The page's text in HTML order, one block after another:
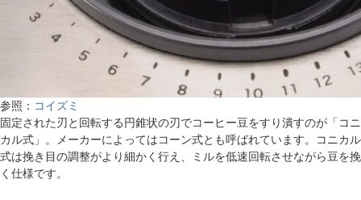
参照： コイズミ
固定された刃と回転する円錐状の刃でコーヒー豆をすり潰すのが「コニ
カル式」。メーカーによってはコーン式とも呼ばれています。コニカル
式は挽き目の調整がより細かく行え、ミルを低速回転させながら豆を挽
く仕様です。